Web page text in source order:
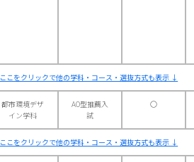
ここをクリックで他の学科・コース・選抜方式も表示 ↓
都市環境デザ
イン学科
AO型推薦入
試
〇
ここをクリックで他の学科・コース・選抜方式も表示 ↓